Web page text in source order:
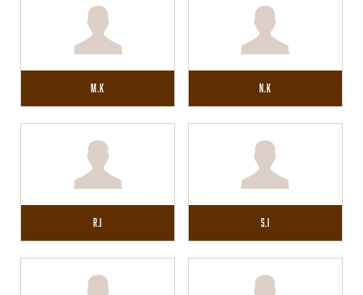
M.K N.K
R.I S.I